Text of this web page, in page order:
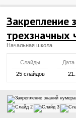
Закрепление
трехзначных
Начальная школа
Слайды
Дата
25 слайдов